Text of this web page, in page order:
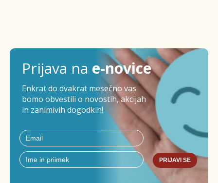
Prijava na e-novice
Enkrat do dvakrat mesečno vas
bomo obvestili o novostih, akcijah
in zanimivih dogodkih!
PRIJAVI SE